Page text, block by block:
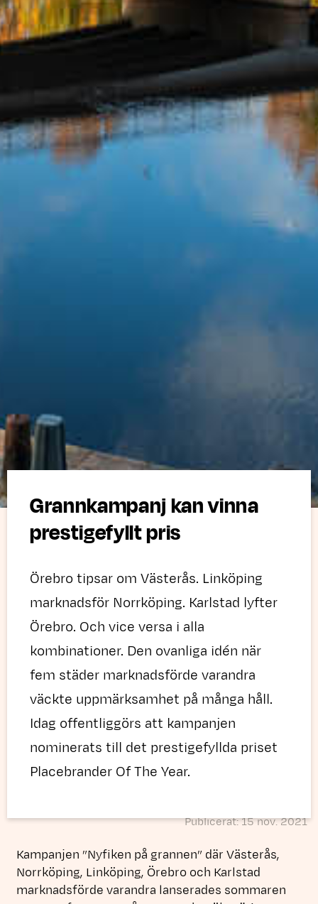
Grannkampanj kan vinna
prestigefyllt pris
Örebro tipsar om Västerås. Linköping
marknadsför Norrköping. Karlstad lyfter
Örebro. Och vice versa i alla
kombinationer. Den ovanliga idén när
fem städer marknadsförde varandra
väckte uppmärksamhet på många håll.
Idag offentliggörs att kampanjen
nominerats till det prestigefyllda priset
Placebrander Of The Year.
Publicerat: 15 nov. 2021
Kampanjen ”Nyfiken på grannen” där Västerås,
Norrköping, Linköping, Örebro och Karlstad
marknadsförde varandra lanserades sommaren